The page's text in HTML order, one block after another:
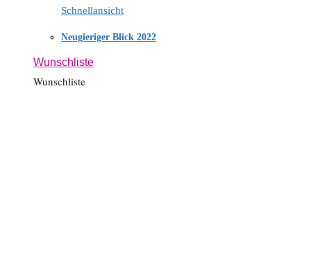
Schnellansicht
Neugieriger Blick 2022
Wunschliste
Wunschliste